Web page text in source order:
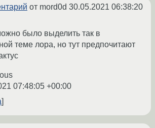
от mord0d 30.05.2021 06:38:20
было выделить так в
теме лора, но тут предпочитают
07:48:05 +00:00